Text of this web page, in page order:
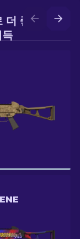
더 좋은 스킨
득